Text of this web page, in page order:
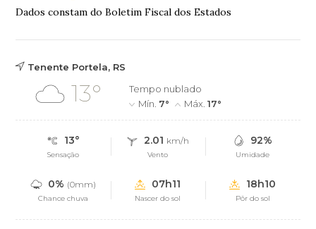
Dados constam do Boletim Fiscal dos Estados
Tenente Portela, RS
13°
Tempo nublado
Mín. 7° Máx.17°
13°
Sensação
2.01 km/h
Vento
92%
Umidade
0% (0mm)
Chance chuva
07h11
Nascer do sol
18h10
Pôr do sol